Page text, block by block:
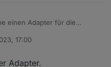
einen Adapter für die
Funktioniert über das WiFi
feedback geben könntet.
17:00
Adapter.